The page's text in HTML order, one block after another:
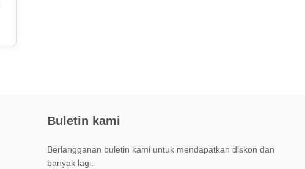
Buletin kami
Berlangganan buletin kami untuk mendapatkan diskon dan
banyak lagi.